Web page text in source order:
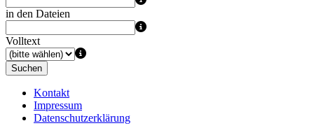
in den Dateien
Volltext
Suchen
Kontakt
Impressum
Datenschutzerklärung